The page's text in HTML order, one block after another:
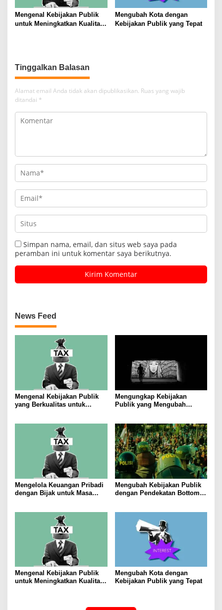
Mengenal Kebijakan Publik
untuk Meningkatkan Kualitas
Mengubah Kota dengan
Kebijakan Publik yang Tepat
Tinggalkan Balasan
Alamat email Anda tidak akan dipublikasikan. Ruas yang wajib
ditandai *
Simpan nama, email, dan situs web saya pada
peramban ini untuk komentar saya berikutnya.
News Feed
Mengenal Kebijakan Publik
yang Berkualitas untuk
Mengungkap Kebijakan
Publik yang Mengubah
Mengelola Keuangan Pribadi
dengan Bijak untuk Masa
Mengubah Kebijakan Publik
dengan Pendekatan Bottom-
Mengenal Kebijakan Publik
untuk Meningkatkan Kualitas
Mengubah Kota dengan
Kebijakan Publik yang Tepat